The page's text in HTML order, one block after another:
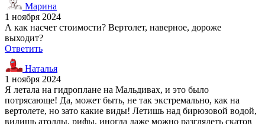
Марина
1 ноября 2024
А как насчет стоимости? Вертолет, наверное, дороже
выходит?
Ответить
Наталья
1 ноября 2024
Я летала на гидроплане на Мальдивах, и это было
потрясающе! Да, может быть, не так экстремально, как на
вертолете, но зато какие виды! Летишь над бирюзовой водой,
видишь атоллы, рифы, иногда даже можно разглядеть скатов